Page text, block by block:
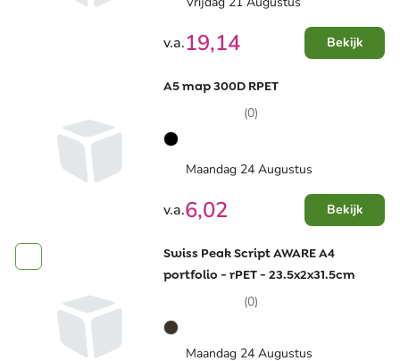
v.a.19,14 Bekijk
A5 map 300D RPET
(0)
Maandag 24 Augustus
v.a.6,02 Bekijk
Swiss Peak Script AWARE A4
portfolio - rPET - 23.5x2x31.5cm
(0)
Maandag 24 Augustus